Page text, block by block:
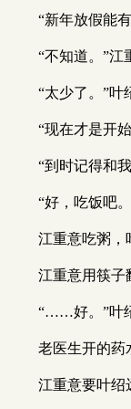
“新年放假能
“不知道。”
“太少了。”叶
“现在才是开
“到时记得和
“好，吃饭吧
江重意吃粥，
江重意用筷子
“……好。”叶
老医生开的药
江重意要叶绍